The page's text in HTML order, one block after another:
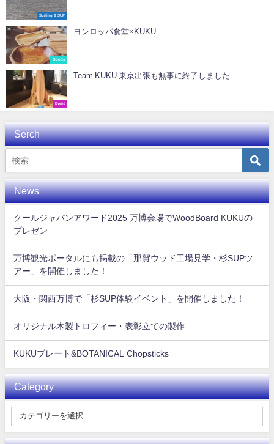
Surfing & SUP
Goods
ヨンロッパ食堂×KUKU
Event
Team KUKU 東京出張も無事に終了しました
Serch
News
クールジャパンアワード2025 万博会場でWoodBoard KUKUの
プレゼン
万博観光ポータルにも掲載の「那賀ウッド工場見学・杉SUPツ
アー」を開催しました！
大阪・関西万博で「杉SUP体験イベント」を開催しました！
オリジナル木製トロフィー・表彰立ての製作
KUKUプレート&BOTANICAL Chopsticks
Category